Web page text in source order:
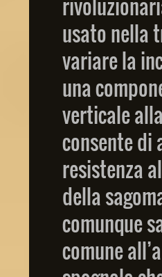
usato nella
variare la
una
verticale
consente di
resistenza
della
comunque
comune